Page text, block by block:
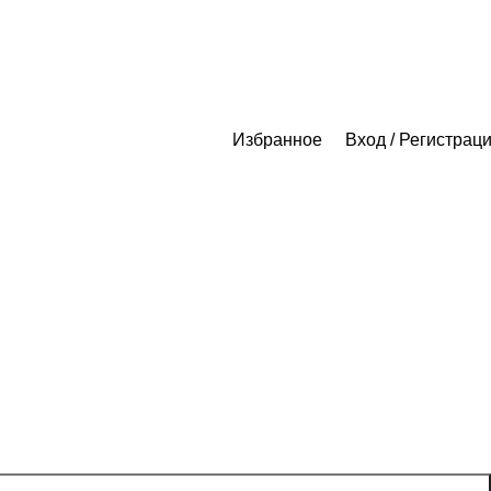
Избранное
Вход /